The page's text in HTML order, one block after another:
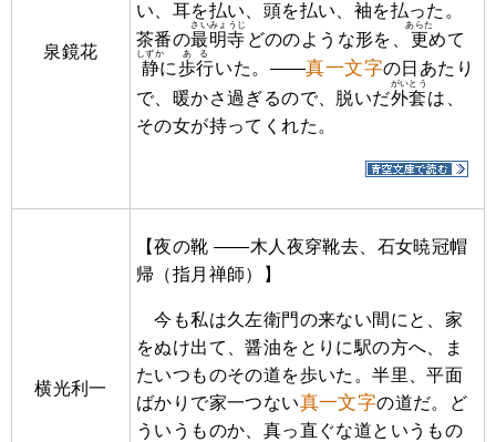
泉鏡花
い、耳を払い、頭を払い、袖を払った。
茶番の最明寺
さいみょうじ
どののような形を、 更
あらた
めて
静
しずか
に歩行
ある
いた。――真一文字の日あたり
で、暖かさ過ぎるので、脱いだ外套
がいとう
は、
その女が持ってくれた。
横光利一
【夜の靴 ――木人夜穿靴去、石女暁冠帽
帰（指月禅師）】
今も私は久左衛門の来ない間にと、家
をぬけ出て、醤油をとりに駅の方へ、ま
たいつものその道を歩いた。半里、平面
ばかりで家一つない真一文字の道だ。ど
ういうものか、真っ直ぐな道というもの